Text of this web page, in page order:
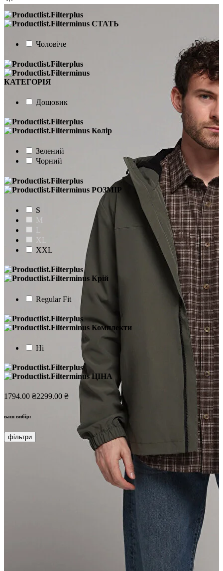
СТАТЬ
Чоловіче
КАТЕГОРІЯ
Дощовик
Колір
Зелений
Чорний
РОЗМІР
S
M
L
XL
XXL
Крій
Regular Fit
Комплекти
Ні
ЦІНА
1794.00 ₴2299.00 ₴
ваш вибір:
фільтри